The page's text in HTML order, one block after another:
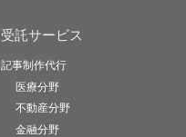
受託サービス
記事制作代行
医療分野
不動産分野
金融分野